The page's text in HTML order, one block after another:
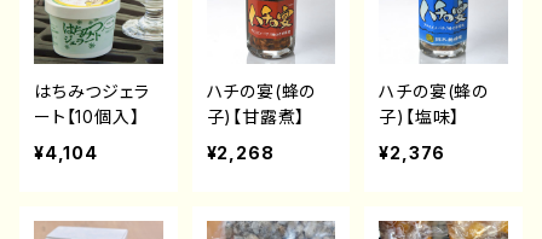
はちみつジェラ
ート【10個入】
¥4,104
ハチの宴(蜂の
子)【甘露煮】
¥2,268
ハチの宴(蜂の
子)【塩味】
¥2,376